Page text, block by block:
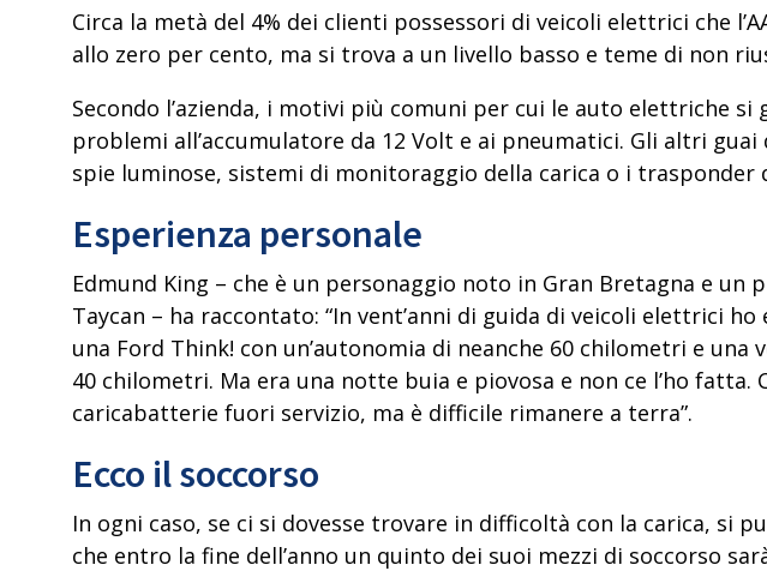
Circa la metà del 4% dei clienti possessori di veicoli elettrici che
allo zero per cento, ma si trova a un livello basso e teme di non
Secondo l’azienda, i motivi più comuni per cui le auto elettriche
problemi all’accumulatore da 12 Volt e ai pneumatici. Gli altri
spie luminose, sistemi di monitoraggio della carica o i trasponder
Esperienza personale
Edmund King – che è un personaggio noto in Gran Bretagna e un
Taycan – ha raccontato: “In vent’anni di guida di veicoli elettrici
una Ford Think! con un’autonomia di neanche 60 chilometri e una
40 chilometri. Ma era una notte buia e piovosa e non ce l’ho
caricabatterie fuori servizio, ma è difficile rimanere a terra”.
Ecco il soccorso
In ogni caso, se ci si dovesse trovare in difficoltà con la carica, si
che entro la fine dell’anno un quinto dei suoi mezzi di soccorso